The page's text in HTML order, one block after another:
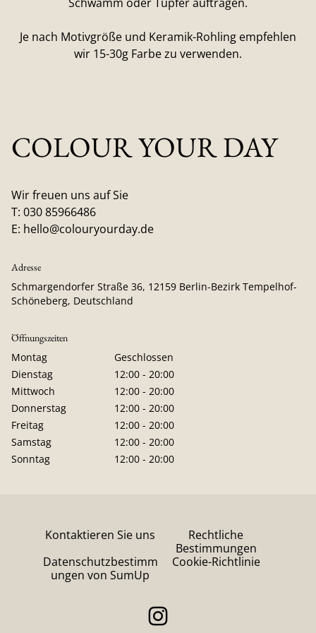
Je nach Motivgröße und Keramik-Rohling empfehlen
wir 15-30g Farbe zu verwenden.
COLOUR YOUR DAY
Wir freuen uns auf Sie
T: 030 85966486
E: hello@colouryourday.de
Adresse
Schmargendorfer Straße 36, 12159 Berlin-Bezirk Tempelhof-
Schöneberg, Deutschland
Öffnungszeiten
Montag
Geschlossen
Dienstag
12:00 - 20:00
Mittwoch
12:00 - 20:00
Donnerstag
12:00 - 20:00
Freitag
12:00 - 20:00
Samstag
12:00 - 20:00
Sonntag
12:00 - 20:00
Kontaktieren Sie uns
Rechtliche
Bestimmungen
Datenschutzbestimm
ungen von SumUp
Cookie-Richtlinie